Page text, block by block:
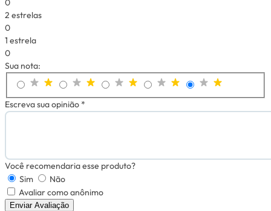
0
2 estrelas
0
1 estrela
0
Sua nota:
Escreva sua opinião *
Você recomendaria esse produto?
Sim
Não
Avaliar como anônimo
Enviar Avaliação